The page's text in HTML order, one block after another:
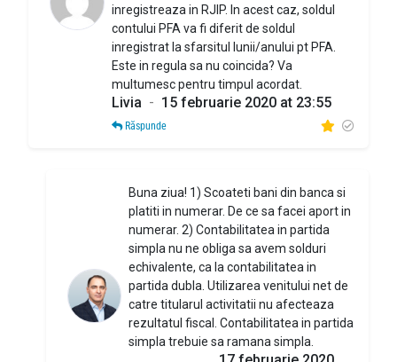
inregistreaza in RJIP. In acest caz, soldul
contului PFA va fi diferit de soldul
inregistrat la sfarsitul lunii/anului pt PFA.
Este in regula sa nu coincida? Va
multumesc pentru timpul acordat.
Livia - 15 februarie 2020 at 23:55
Răspunde
Buna ziua! 1) Scoateti bani din banca si
platiti in numerar. De ce sa facei aport in
numerar. 2) Contabilitatea in partida
simpla nu ne obliga sa avem solduri
echivalente, ca la contabilitatea in
partida dubla. Utilizarea venitului net de
catre titularul activitatii nu afecteaza
rezultatul fiscal. Contabilitatea in partida
simpla trebuie sa ramana simpla.